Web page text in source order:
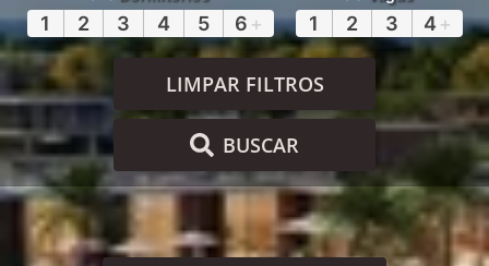
1 2 3 4 5 6 + 1 2 3 4 +
LIMPAR FILTROS
BUSCAR